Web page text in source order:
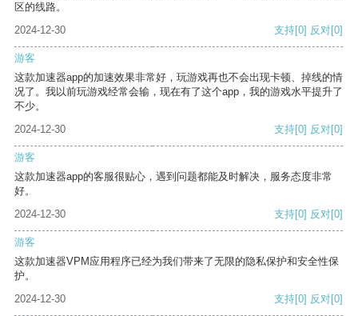
区的线路。
2024-12-30
支持[0] 反对[0]
游客
这款加速器app的加速效果非常好，玩游戏再也不会出现卡顿、掉线的情
况了。我以前玩游戏经常会输，现在有了这个app，我的游戏水平提升了
不少。
2024-12-30
支持[0] 反对[0]
游客
这款加速器app的客服很贴心，遇到问题都能及时解决，服务态度非常
好。
2024-12-30
支持[0] 反对[0]
游客
这款加速器VPM应用程序已经为我们带来了无限的隐私保护和安全性保
护。
2024-12-30
支持[0] 反对[0]